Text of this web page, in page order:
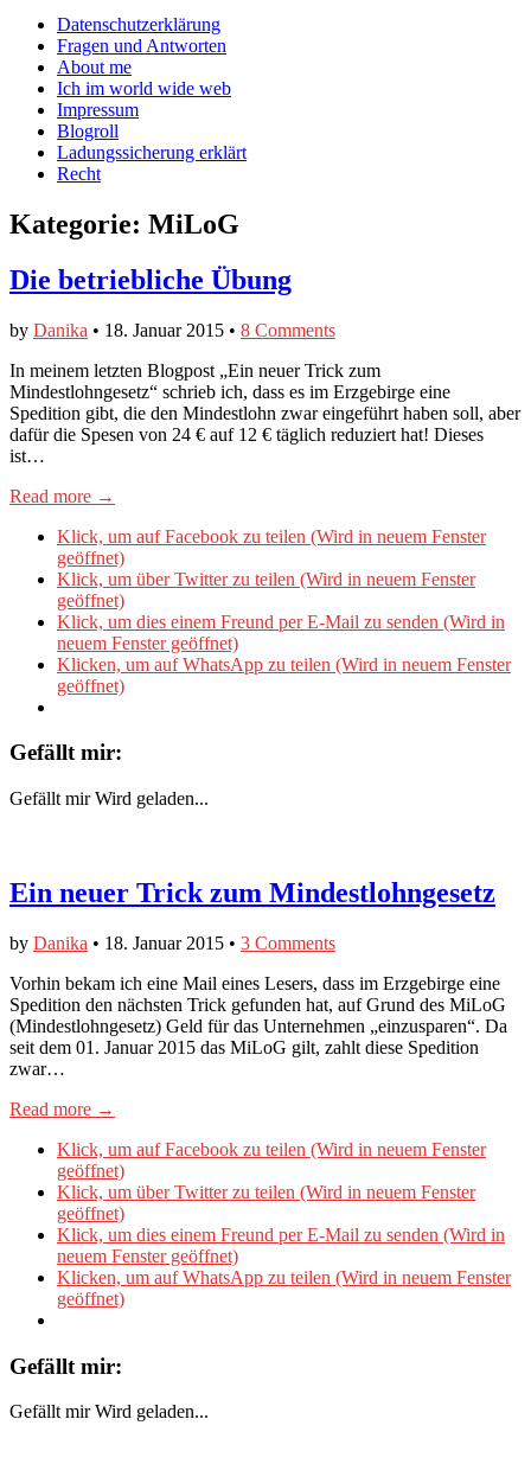
Facebook
anzeigen
Twitter
anzeigen
auf
Instagram
anzeigen
Main
menu
Skip
content
Datenschutzerklärung
Fragen und Antworten
About me
Ich im world wide web
Impressum
Blogroll
Ladungssicherung erklärt
Recht
Kategorie: MiLoG
Die betriebliche Übung
by Danika • 18. Januar 2015 • 8 Comments
In meinem letzten Blogpost „Ein neuer Trick zum
Mindestlohngesetz“ schrieb ich, dass es im Erzgebirge eine
Spedition gibt, die den Mindestlohn zwar eingeführt haben soll, aber
dafür die Spesen von 24 € auf 12 € täglich reduziert hat! Dieses
ist…
Read more →
Klick, um auf Facebook zu teilen (Wird in neuem Fenster
geöffnet)
Klick, um über Twitter zu teilen (Wird in neuem Fenster
geöffnet)
Klick, um dies einem Freund per E-Mail zu senden (Wird in
neuem Fenster geöffnet)
Klicken, um auf WhatsApp zu teilen (Wird in neuem Fenster
geöffnet)
Gefällt mir:
Gefällt mir Wird geladen...
Ein neuer Trick zum Mindestlohngesetz
by Danika • 18. Januar 2015 • 3 Comments
Vorhin bekam ich eine Mail eines Lesers, dass im Erzgebirge eine
Spedition den nächsten Trick gefunden hat, auf Grund des MiLoG
(Mindestlohngesetz) Geld für das Unternehmen „einzusparen“. Da
seit dem 01. Januar 2015 das MiLoG gilt, zahlt diese Spedition
zwar…
Read more →
Klick, um auf Facebook zu teilen (Wird in neuem Fenster
geöffnet)
Klick, um über Twitter zu teilen (Wird in neuem Fenster
geöffnet)
Klick, um dies einem Freund per E-Mail zu senden (Wird in
neuem Fenster geöffnet)
Klicken, um auf WhatsApp zu teilen (Wird in neuem Fenster
geöffnet)
Gefällt mir:
Gefällt mir Wird geladen...